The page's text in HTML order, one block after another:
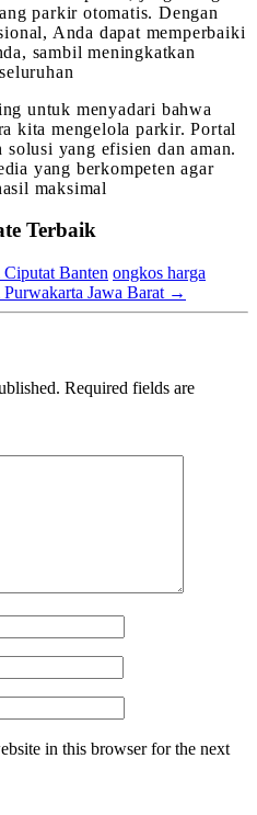
parkir otomatis. Dengan
Anda dapat memperbaiki
sambil meningkatkan
untuk menyadari bahwa
kita mengelola parkir. Portal
yang efisien dan aman.
yang berkompeten agar
maksimal
Terbaik
Banten ongkos harga
Jawa Barat →
Required fields are
in this browser for the next